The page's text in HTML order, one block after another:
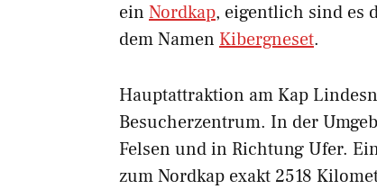
ein Nordkap, eigentlich sind es
dem Namen Kibergneset.
Hauptattraktion am Kap
Besucherzentrum. In der
Felsen und in Richtung Ufer.
zum Nordkap exakt 2518